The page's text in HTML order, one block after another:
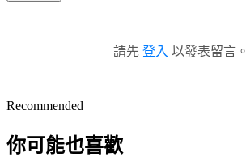
請先 登入 以發表留言。
Recommended
你可能也喜歡